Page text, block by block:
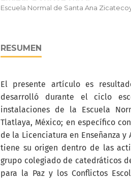
Escuela Normal de Santa Ana
RESUMEN
El presente artículo es
desarrolló durante el ciclo
instalaciones de la Escuela
Tlatlaya, México; en específico
de la Licenciatura en Enseñanza
tiene su origen dentro de las
grupo colegiado de catedráticos
para la Paz y los Conflictos